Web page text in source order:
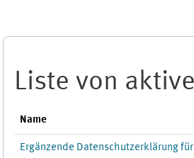
Liste von
Name
Ergänzende Datenschutzerklärung